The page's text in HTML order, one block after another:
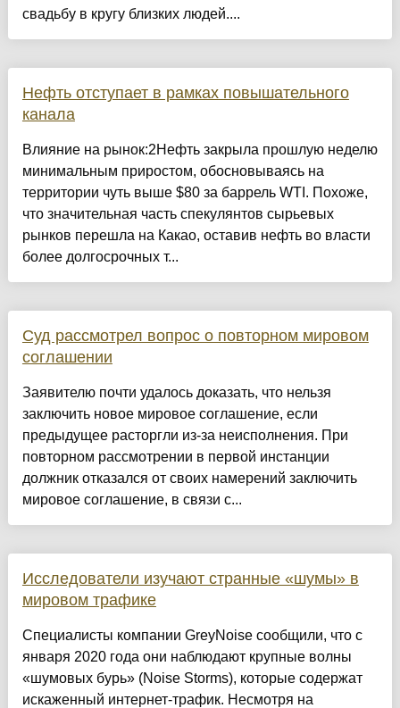
свадьбу в кругу близких людей....
Нефть отступает в рамках повышательного
канала
Влияние на рынок:2Нефть закрыла прошлую неделю
минимальным приростом, обосновываясь на
территории чуть выше $80 за баррель WTI. Похоже,
что значительная часть спекулянтов сырьевых
рынков перешла на Какао, оставив нефть во власти
более долгосрочных т...
Суд рассмотрел вопрос о повторном мировом
соглашении
Заявителю почти удалось доказать, что нельзя
заключить новое мировое соглашение, если
предыдущее расторгли из-за неисполнения. При
повторном рассмотрении в первой инстанции
должник отказался от своих намерений заключить
мировое соглашение, в связи с...
Исследователи изучают странные «шумы» в
мировом трафике
Специалисты компании GreyNoise сообщили, что с
января 2020 года они наблюдают крупные волны
«шумовых бурь» (Noise Storms), которые содержат
искаженный интернет-трафик. Несмотря на